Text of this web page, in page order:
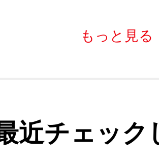
もっと見る
近チェック